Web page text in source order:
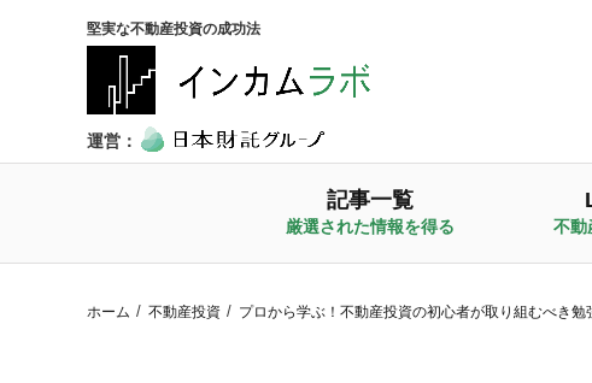
堅実な不動産投資の成功法
運営：
記事一覧
厳選された情報を得る 不動
ホーム 不動産投資 プロから学ぶ！不動産投資の初心者が取り組むべき勉